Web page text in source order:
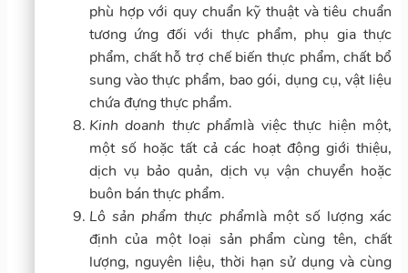
phù hợp với quy chuẩn kỹ thuật và tiêu chuẩn
tương ứng đối với thực phẩm, phụ gia thực
phẩm, chất hỗ trợ chế biến thực phẩm, chất bổ
sung vào thực phẩm, bao gói, dụng cụ, vật liệu
chứa đựng thực phẩm.
Kinh doanh thực phẩmlà việc thực hiện một,
một số hoặc tất cả các hoạt động giới thiệu,
dịch vụ bảo quản, dịch vụ vận chuyển hoặc
buôn bán thực phẩm.
Lô sản phẩm thực phẩmlà một số lượng xác
định của một loại sản phẩm cùng tên, chất
lượng, nguyên liệu, thời hạn sử dụng và cùng